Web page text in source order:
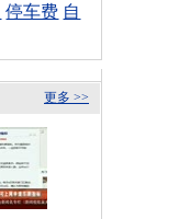
停车费 自
更多 >>